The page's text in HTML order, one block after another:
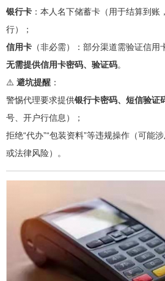
银行卡 ：本人名下储蓄卡（用于结算到
行）；
信用卡 （非必需）：部分渠道需验证信用
无需提供信用卡密码、验证码。
⚠️ 避坑提醒 ：
警惕代理要求提供银行卡密码、短信验证
号、开户行信息）；
拒绝“代办”“包装资料”等违规操作（可能
或法律风险）。